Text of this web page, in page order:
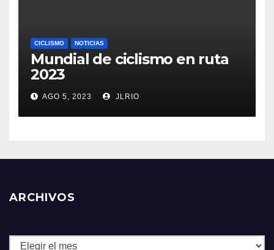
CICLISMO NOTICIAS
Mundial de ciclismo en ruta
2023
AGO 5, 2023 JLRIO
ARCHIVOS
Archivos